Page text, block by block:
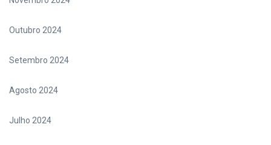
Outubro 2024
Setembro 2024
Agosto 2024
Julho 2024